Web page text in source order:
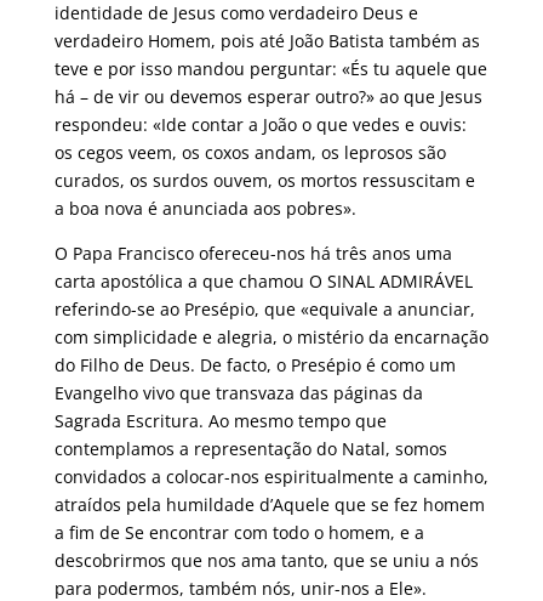
identidade de Jesus como verdadeiro Deus e
verdadeiro Homem, pois até João Batista também as
teve e por isso mandou perguntar: «És tu aquele que
há – de vir ou devemos esperar outro?» ao que Jesus
respondeu: «Ide contar a João o que vedes e ouvis:
os cegos veem, os coxos andam, os leprosos são
curados, os surdos ouvem, os mortos ressuscitam e
a boa nova é anunciada aos pobres».
O Papa Francisco ofereceu-nos há três anos uma
carta apostólica a que chamou O SINAL ADMIRÁVEL
referindo-se ao Presépio, que «equivale a anunciar,
com simplicidade e alegria, o mistério da encarnação
do Filho de Deus. De facto, o Presépio é como um
Evangelho vivo que transvaza das páginas da
Sagrada Escritura. Ao mesmo tempo que
contemplamos a representação do Natal, somos
convidados a colocar-nos espiritualmente a caminho,
atraídos pela humildade d’Aquele que se fez homem
a fim de Se encontrar com todo o homem, e a
descobrirmos que nos ama tanto, que se uniu a nós
para podermos, também nós, unir-nos a Ele».